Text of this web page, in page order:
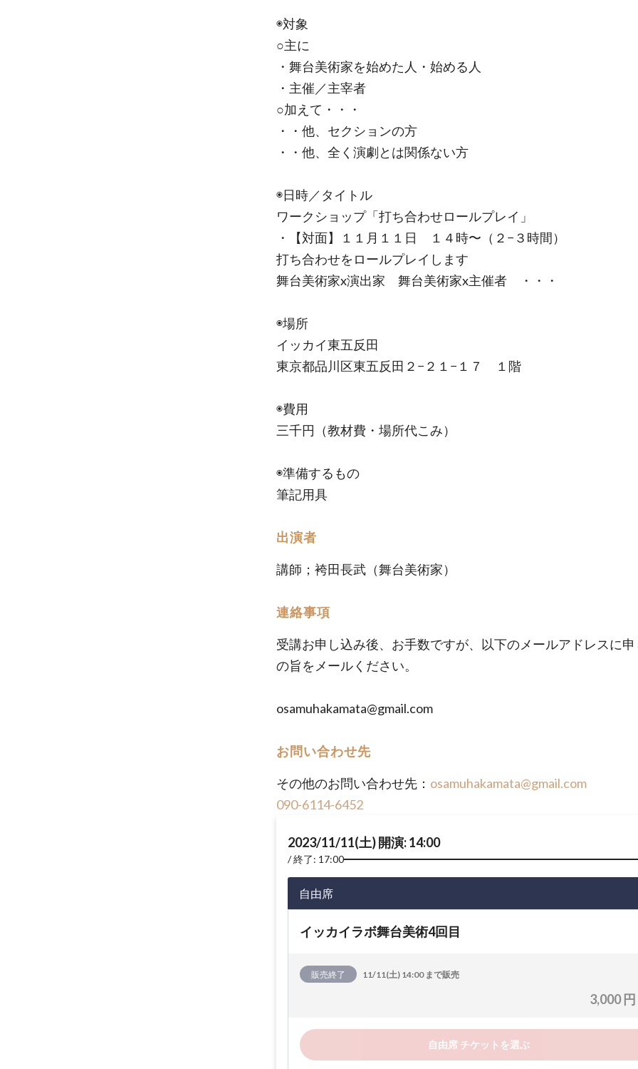
◉対象
○主に
・舞台美術家を始めた人・始める人
・主催／主宰者
○加えて・・・
・・他、セクションの方
・・他、全く演劇とは関係ない方
◉日時／タイトル
ワークショップ「打ち合わせロールプレイ」
・【対面】１１月１１日 １４時〜（２−３時間）
打ち合わせをロールプレイします
舞台美術家x演出家 舞台美術家x主催者 ・・・
◉場所
イッカイ東五反田
東京都品川区東五反田２−２１−１７ １階
◉費用
三千円（教材費・場所代こみ）
◉準備するもの
筆記用具
出演者
講師；袴田長武（舞台美術家）
連絡事項
受講お申し込み後、お手数ですが、以下のメールアドレスに
の旨をメールください。
osamuhakamata@gmail.com
お問い合わせ先
その他のお問い合わせ先： osamuhakamata@gmail.com
090-6114-6452
2023/11/11(土) 開演: 14:00
終了: 17:00
自由席
イッカイラボ舞台美術4回目
販売終了 11/11(土) 14:00 まで販売
3,000 円
自由席 チケットを選ぶ